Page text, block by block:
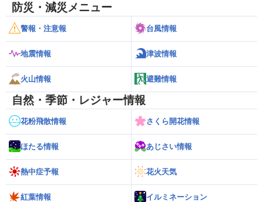
防災・減災メニュー
警報・注意報 台風情報
地震情報 津波情報
火山情報 避難情報
自然・季節・レジャー情報
花粉飛散情報 さくら開花情報
ほたる情報 あじさい情報
熱中症予報 花火天気
紅葉情報 イルミネーション